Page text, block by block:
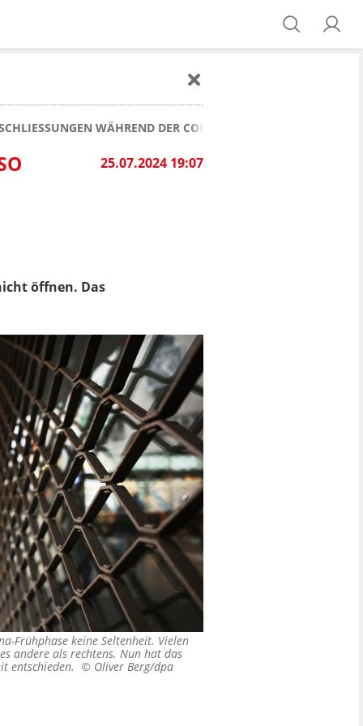
WÄHREND DER CORONA-PANDEMIE WAREN
25.07.2024 19:07
L
öffnen. Das
Frühphase keine Seltenheit. Vielen
andere als rechtens. Nun hat das
entschieden. © Oliver Berg/dpa